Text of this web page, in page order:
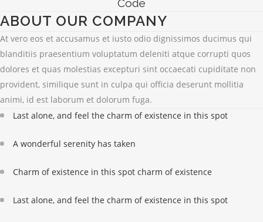
Code
ABOUT OUR COMPANY
At vero eos et accusamus et iusto odio dignissimos ducimus qui
blanditiis praesentium voluptatum deleniti atque corrupti quos
dolores et quas molestias excepturi sint occaecati cupiditate non
provident, similique sunt in culpa qui officia deserunt mollitia
animi, id est laborum et dolorum fuga.
Last alone, and feel the charm of existence in this spot
A wonderful serenity has taken
Charm of existence in this spot charm of existence
Last alone, and feel the charm of existence in this spot